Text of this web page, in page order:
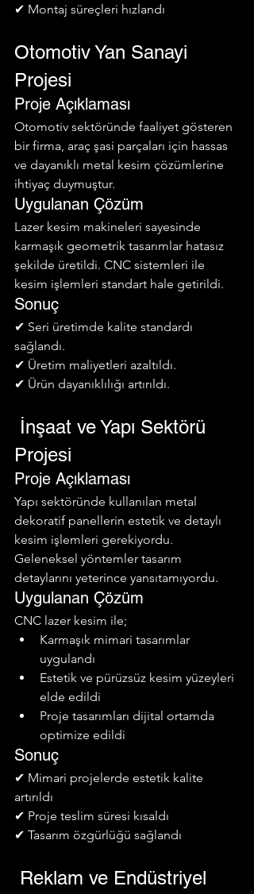
✔ Montaj süreçleri hızlandı
Otomotiv Yan Sanayi
Projesi
Proje Açıklaması
Otomotiv sektöründe faaliyet gösteren
bir firma, araç şasi parçaları için hassas
ve dayanıklı metal kesim çözümlerine
ihtiyaç duymuştur.
Uygulanan Çözüm
Lazer kesim makineleri sayesinde
karmaşık geometrik tasarımlar hatasız
şekilde üretildi. CNC sistemleri ile
kesim işlemleri standart hale getirildi.
Sonuç
✔ Seri üretimde kalite standardı
sağlandı.
✔ Üretim maliyetleri azaltıldı.
✔ Ürün dayanıklılığı artırıldı.
Projesi
Proje Açıklaması
Yapı sektöründe kullanılan metal
dekoratif panellerin estetik ve detaylı
kesim işlemleri gerekiyordu.
Geleneksel yöntemler tasarım
detaylarını yeterince yansıtamıyordu.
Uygulanan Çözüm
CNC lazer kesim ile;
Karmaşık mimari tasarımlar
uygulandı
Estetik ve pürüzsüz kesim yüzeyleri
elde edildi
Proje tasarımları dijital ortamda
optimize edildi
Sonuç
✔ Mimari projelerde estetik kalite
artırıldı
✔ Proje teslim süresi kısaldı
✔ Tasarım özgürlüğü sağlandı